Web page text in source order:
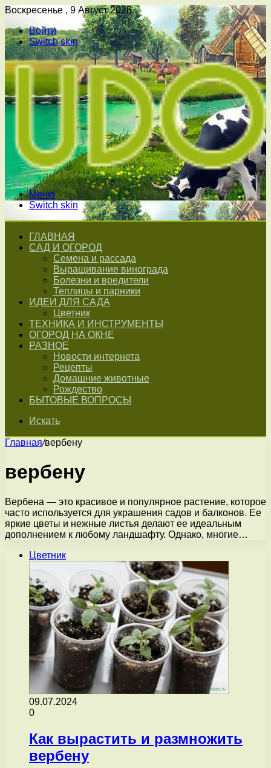
Воскресенье , 9 Август 2026
Войти
Switch skin
Меню
Switch skin
ГЛАВНАЯ
САД И ОГОРОД
Семена и рассада
Выращивание винограда
Болезни и вредители
Теплицы и парники
ИДЕИ ДЛЯ САДА
Цветник
ТЕХНИКА И ИНСТРУМЕНТЫ
ОГОРОД НА ОКНЕ
РАЗНОЕ
Новости интернета
Рецепты
Домашние животные
Рождество
БЫТОВЫЕ ВОПРОСЫ
Искать
Главная/вербену
вербену
Вербена — это красивое и популярное растение, которое
часто используется для украшения садов и балконов. Ее
яркие цветы и нежные листья делают ее идеальным
дополнением к любому ландшафту. Однако, многие…
Цветник
09.07.2024
0
Как вырастить и размножить
вербену